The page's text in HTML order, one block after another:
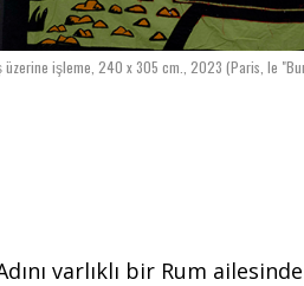
üzerine işleme, 240 x 305 cm., 2023 (Paris, le
varlıklı bir Rum